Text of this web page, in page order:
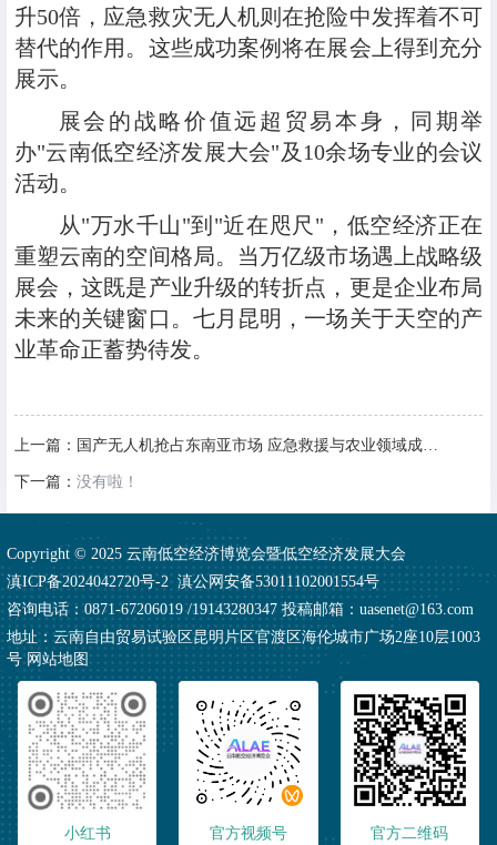
升50倍，应急救灾无人机则在抢险中发挥着不可
替代的作用。这些成功案例将在展会上得到充分
展示。
展会的战略价值远超贸易本身，同期举
办"云南低空经济发展大会"及10余场专业的会议
活动。
从"万水千山"到"近在咫尺"，低空经济正在
重塑云南的空间格局。当万亿级市场遇上战略级
展会，这既是产业升级的转折点，更是企业布局
未来的关键窗口。七月昆明，一场关于天空的产
业革命正蓄势待发。
上一篇： 国产无人机抢占东南亚市场 应急救援与农业领域成突破口
下一篇： 没有啦！
Copyright © 2025 云南低空经济博览会暨低空经济发展大会
滇ICP备2024042720号-2滇公网安备53011102001554号
咨询电话：0871-67206019 /19143280347 投稿邮箱：uasenet@163.com
地址：云南自由贸易试验区昆明片区官渡区海伦城市广场2座10层1003
号网站地图
小红书 官方视频号 官方二维码